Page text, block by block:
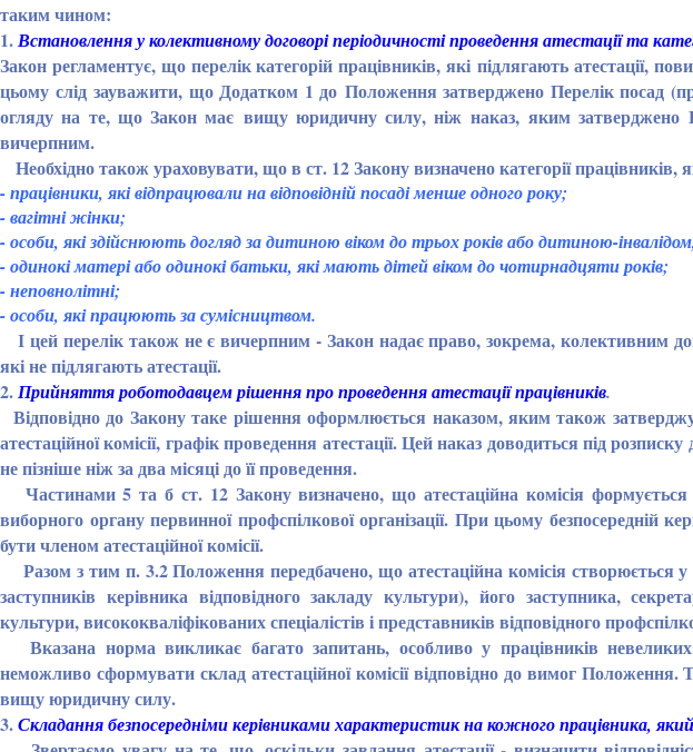
таким чином:
1.Встановлення у колективному договорі періодичності проведення атестації та
Закон регламентує, що перелік категорій працівників, які підлягають атестації,
цьому слід зауважити, що Додатком 1 до Положення затверджено Перелік посад
огляду на те, що Закон має вищу юридичну силу, ніж наказ, яким затверджено
вичерпним.
Необхідно також ураховувати, що в ст. 12 Закону визначено категорії працівників,
- працівники, які відпрацювали на відповідній посаді менше одного року;
- вагітні жінки;
- особи, які здійснюють догляд за дитиною віком до трьох років або дитиною-
- одинокі матері або одинокі батьки, які мають дітей віком до чотирнадцяти років;
- неповнолітні;
- особи, які працюють за сумісництвом.
І цей перелік також не є вичерпним - Закон надає право, зокрема, колективним
які не підлягають атестації.
2.Прийняття роботодавцем рішення про проведення атестації працівників.
Відповідно до Закону таке рішення оформлюється наказом, яким також
атестаційної комісії, графік проведення атестації. Цей наказ доводиться під
не пізніше ніж за два місяці до її проведення.
Частинами 5 та б ст. 12 Закону визначено, що атестаційна комісія формується
виборного органу первинної профспілкової організації. При цьому безпосередній
бути членом атестаційної комісії.
Разом з тим п. 3.2 Положення передбачено, що атестаційна комісія створюється у
заступників керівника відповідного закладу культури), його заступника,
культури, висококваліфікованих спеціалістів і представників відповідного
Вказана норма викликає багато запитань, особливо у працівників невеликих
неможливо сформувати склад атестаційної комісії відповідно до вимог
вищу юридичну силу.
3.Складання безпосередніми керівниками характеристик на кожного працівника,